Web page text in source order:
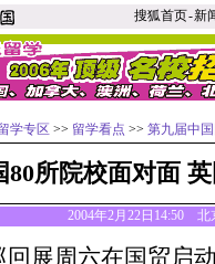
搜狐首页-新
学专区 >> 留学看点 >> 第九届中
80所院校面对面
2004年2月22日14:50 北
展周六在国贸启